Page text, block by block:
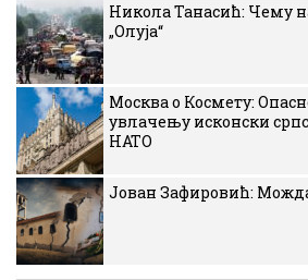
Никола Танасић: Чему
„Олуја“
Москва о Космету:
увлачењу исконски
НАТО
Јован Зафировић: